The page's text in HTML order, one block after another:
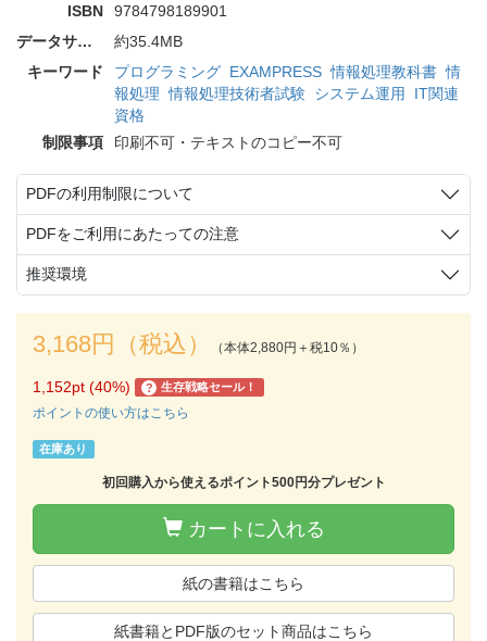
ISBN
9784798189901
データサイズ
約35.4MB
キーワード
プログラミング EXAMPRESS 情報処理教科書 情
報処理 情報処理技術者試験 システム運用
IT関連
資格
制限事項
印刷不可・テキストのコピー不可
PDFの利用制限について
PDFをご利用にあたっての注意
推奨環境
3,168円（税込） （本体2,880円＋税10％）
1,152pt (40%) ? 生存戦略セール！
ポイントの使い方はこちら
在庫あり
初回購入から使えるポイント500円分プレゼント
カートに入れる
紙の書籍はこちら
紙書籍とPDF版のセット商品はこちら